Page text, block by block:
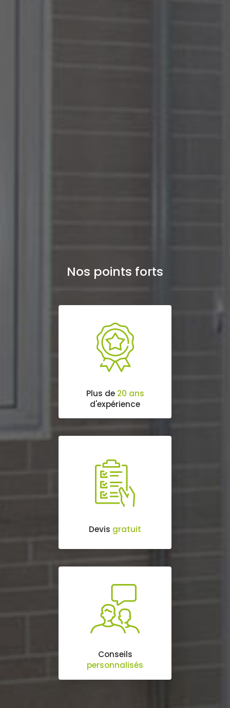
Nos points forts
Plus de 20 ans
d'expérience
Devis gratuit
Conseils
personnalisés